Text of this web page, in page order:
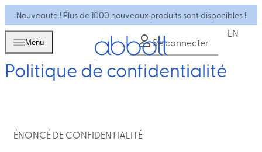
Nouveauté ! Plus de 1000 nouveaux produits sont disponibles !
Menu Se connecter
EN
Politique de confidentialité
ÉNONCÉ DE CONFIDENTIALITÉ